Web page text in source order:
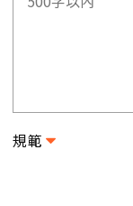
規範